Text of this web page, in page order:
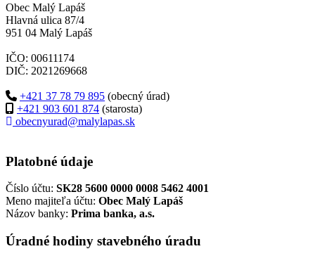
Obec Malý Lapáš
Hlavná ulica 87/4
951 04 Malý Lapáš
IČO: 00611174
DIČ: 2021269668
+421 37 78 79 895 (obecný úrad)
+421 903 601 874 (starosta)
obecnyurad@malylapas.sk
Platobné údaje
Číslo účtu: SK28 5600 0000 0008 5462 4001
Meno majiteľa účtu: Obec Malý Lapáš
Názov banky: Prima banka, a.s.
Úradné hodiny stavebného úradu